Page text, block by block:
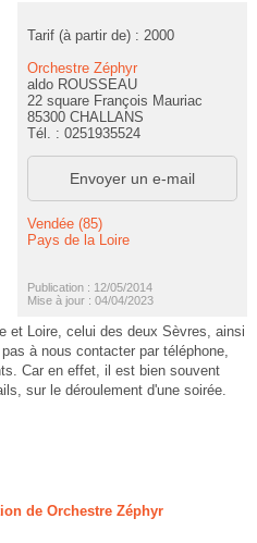
Tarif (à partir de) : 2000
Orchestre Zéphyr
aldo ROUSSEAU
22 square François Mauriac
85300 CHALLANS
Tél. : 0251935524
Envoyer un e-mail
Vendée (85)
Pays de la Loire
Publication : 12/05/2014
Mise à jour : 04/04/2023
et Loire, celui des deux Sèvres, ainsi
à nous contacter par téléphone,
Car en effet, il est bien souvent
sur le déroulement d'une soirée.
de Orchestre Zéphyr